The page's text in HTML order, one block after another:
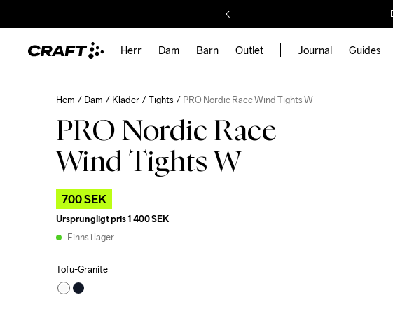
Herr Dam Barn Outlet Journal Guides
Hem Dam Kläder Tights PRO Nordic Race Wind Tights W
PRO Nordic Race
Wind Tights W
700 SEK
Ursprungligt pris1 400 SEK
Finns i lager
Tofu-Granite